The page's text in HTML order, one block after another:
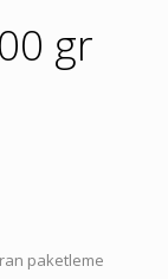
gr
paketleme